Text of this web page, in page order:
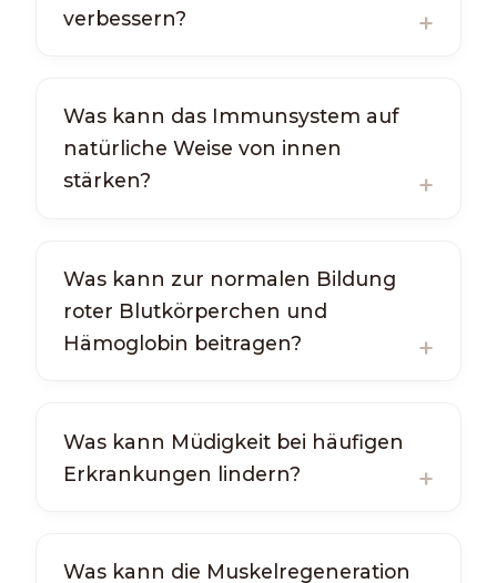
verbessern?
Was kann das Immunsystem auf
natürliche Weise von innen
stärken?
Was kann zur normalen Bildung
roter Blutkörperchen und
Hämoglobin beitragen?
Was kann Müdigkeit bei häufigen
Erkrankungen lindern?
Was kann die Muskelregeneration